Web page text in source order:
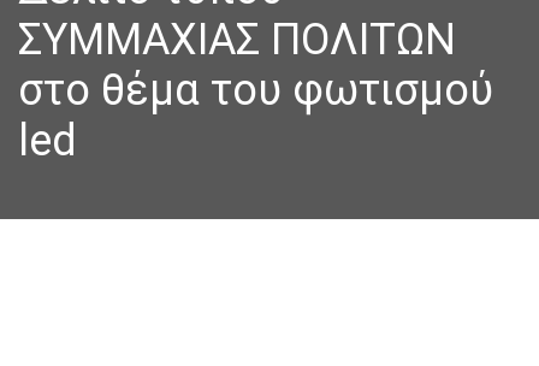
ΣΥΜΜΑΧΙΑΣ ΠΟΛΙΤΩΝ
στο θέμα του φωτισμού
led